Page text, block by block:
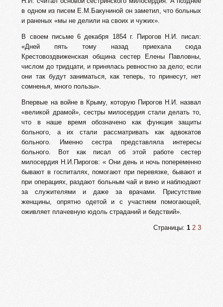
в одном из писем Е.М.Бакуниной он заметил, что больных
и раненых «мы не делили на своих и чужих».
В своем письме 6 декабря 1854 г. Пирогов Н.И. писал:
«Дней пять тому назад приехала сюда
Крестовоздвиженская община сестер Елены Павловны,
числом до тридцати, и принялась ревностно за дело; если
они так будут заниматься, как теперь, то принесут, нет
сомненья, много пользы».
Впервые на войне в Крыму, которую Пирогов Н.И. назвал
«великой драмой», сестры милосердия стали делать то,
что в наше время обозначено как функция защиты
больного, а их стали рассматривать как адвокатов
больного. Именно сестра представляла интересы
больного. Вот как писал об этой работе сестер
милосердия Н.И.Пирогов: « Они день и ночь попеременно
бывают в госпиталях, помогают при перевязке, бывают и
при операциях, раздают больным чай и вино и наблюдают
за служителями и даже за врачами. Присутствие
женщины, опрятно одетой и с участием помогающей,
оживляет плачевную юдоль страданий и бедствий».
Страницы:1 2 3